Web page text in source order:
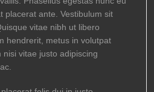
placerat ante. Vestibulum sit
vitae nibh ut libero
hendrerit, metus in volutpat
vitae justo adipiscing